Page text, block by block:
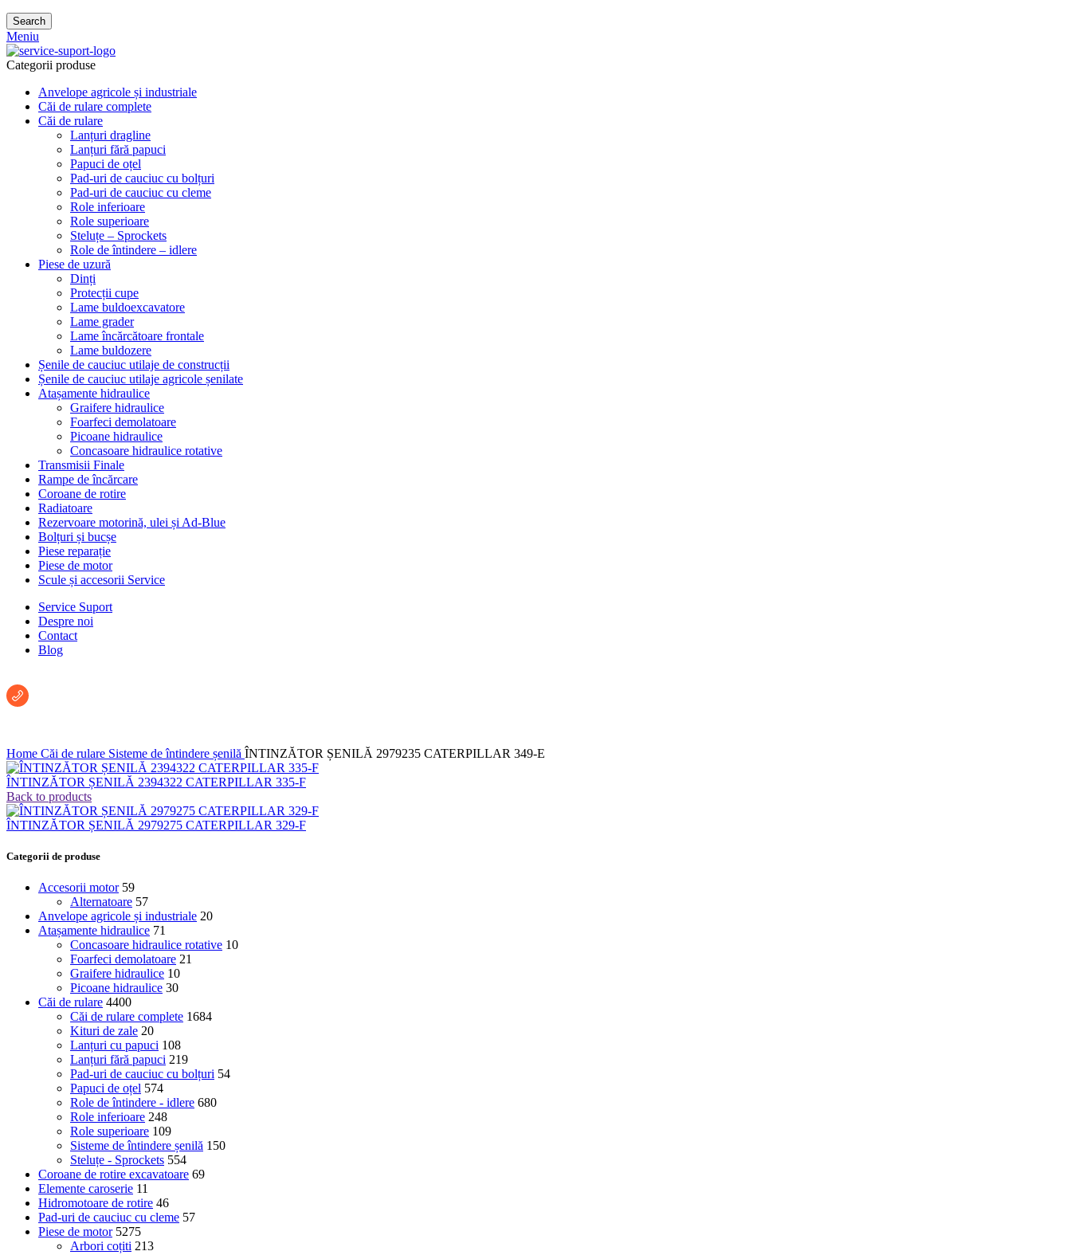
Search
Meniu
Categorii produse
Anvelope agricole și industriale
Căi de rulare complete
Căi de rulare
Lanțuri dragline
Lanțuri fără papuci
Papuci de oțel
Pad-uri de cauciuc cu bolțuri
Pad-uri de cauciuc cu cleme
Role inferioare
Role superioare
Steluțe – Sprockets
Role de întindere – idlere
Piese de uzură
Dinți
Protecții cupe
Lame buldoexcavatore
Lame grader
Lame încărcătoare frontale
Lame buldozere
Șenile de cauciuc utilaje de construcții
Șenile de cauciuc utilaje agricole șenilate
Atașamente hidraulice
Graifere hidraulice
Foarfeci demolatoare
Picoane hidraulice
Concasoare hidraulice rotative
Transmisii Finale
Rampe de încărcare
Coroane de rotire
Radiatoare
Rezervoare motorină, ulei și Ad-Blue
Bolțuri și bucșe
Piese reparație
Piese de motor
Scule și accesorii Service
Service Suport
Despre noi
Contact
Blog
Home Căi de rulare Sisteme de întindere șenilă ÎNTINZĂTOR ȘENILĂ 2979235 CATERPILLAR 349-E
ÎNTINZĂTOR ȘENILĂ 2394322 CATERPILLAR 335-F
Back to products
ÎNTINZĂTOR ȘENILĂ 2979275 CATERPILLAR 329-F
Categorii de produse
Accesorii motor 59
Alternatoare 57
Anvelope agricole și industriale 20
Atașamente hidraulice 71
Concasoare hidraulice rotative 10
Foarfeci demolatoare 21
Graifere hidraulice 10
Picoane hidraulice 30
Căi de rulare 4400
Căi de rulare complete 1684
Kituri de zale 20
Lanțuri cu papuci 108
Lanțuri fără papuci 219
Pad-uri de cauciuc cu bolțuri 54
Papuci de oțel 574
Role de întindere - idlere 680
Role inferioare 248
Role superioare 109
Sisteme de întindere șenilă 150
Steluțe - Sprockets 554
Coroane de rotire excavatoare 69
Elemente caroserie 11
Hidromotoare de rotire 46
Pad-uri de cauciuc cu cleme 57
Piese de motor 5275
Arbori coțiti 213